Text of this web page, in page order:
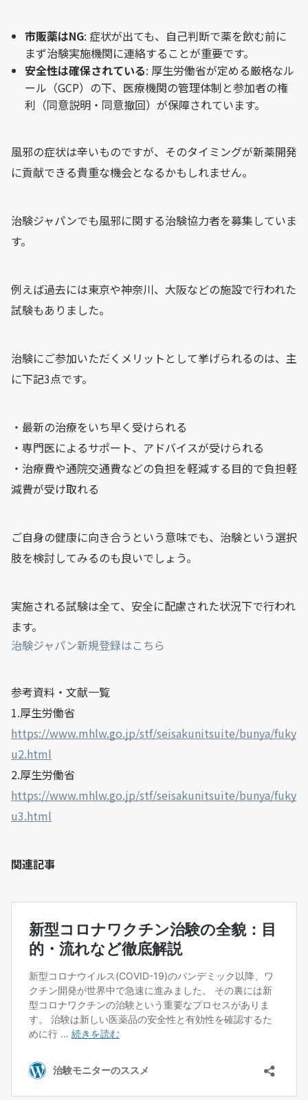
市販薬はNG: 症状が出ても、自己判断で薬を飲む前に
まず治験実施機関に連絡することが重要です。
安全性は確保されている: 厚生労働省が定める厳格なル
ール（GCP）の下、医療機関の管理体制と参加者の権
利（同意説明・同意撤回）が保障されています。
風邪の症状は辛いものですが、そのタイミングが新薬開発
に貢献できる貴重な機会となるかもしれません。
治験ジャパンでも風邪に関する治験協力者を募集していま
す。
例えば過去には東京や神奈川、大阪などの施設で行われた
試験もありました。
治験にご参加いただくメリットとして挙げられるのは、主
に下記3点です。
・最新の治療をいち早く受けられる
・専門医によるサポート、アドバイスが受けられる
・治療費や通院交通費などの負担を軽減する目的で負担軽
減費が受け取れる
ご自身の健康に向き合うという意味でも、治験という選択
肢を検討してみるのも良いでしょう。
実施される試験は全て、安全に配慮された状況下で行われ
ます。
治験ジャパン新規登録はこちら
参考資料・文献一覧
1.厚生労働省
https://www.mhlw.go.jp/stf/seisakunitsuite/bunya/fuky
u2.html
2.厚生労働省
https://www.mhlw.go.jp/stf/seisakunitsuite/bunya/fuky
u3.html
関連記事